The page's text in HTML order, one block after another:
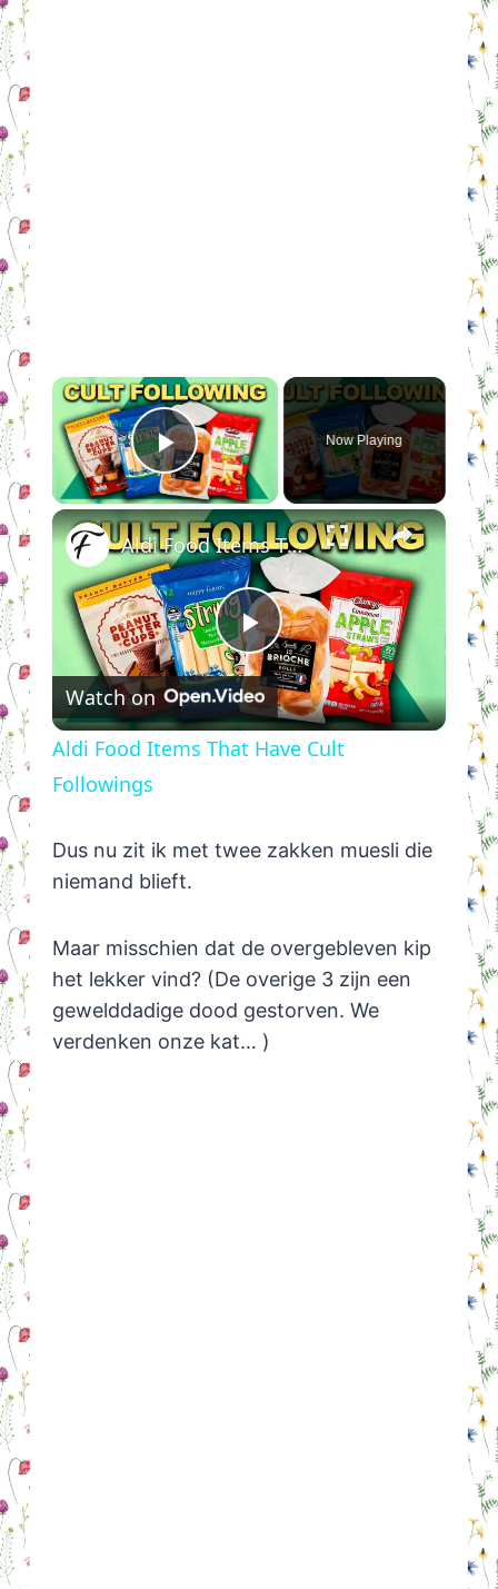
×
Play Video
Now Playing
×
Play
Video
Aldi Food Items That Have Cult Followings
Watch on
Aldi Food Items That Have Cult
Followings
Dus nu zit ik met twee zakken muesli die
niemand blieft.
Maar misschien dat de overgebleven kip
het lekker vind? (De overige 3 zijn een
gewelddadige dood gestorven. We
verdenken onze kat… )